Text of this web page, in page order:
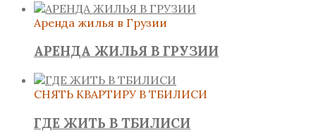
Аренда жилья в Грузии
АРЕНДА ЖИЛЬЯ В ГРУЗИИ
СНЯТЬ КВАРТИРУ В ТБИЛИСИ
ГДЕ ЖИТЬ В ТБИЛИСИ